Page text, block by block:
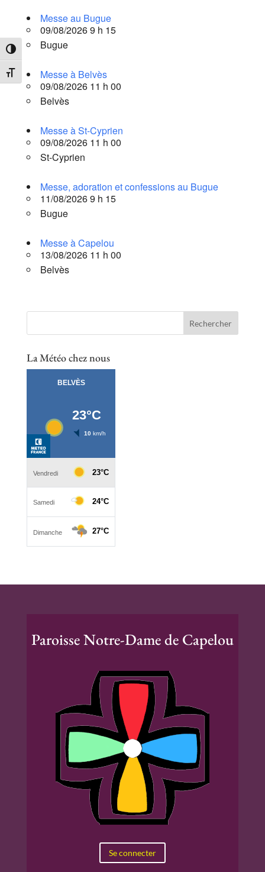
Passer en contraste élevé
Changer la taille de la police
Messe au Bugue
09/08/2026 9 h 15
Bugue
Messe à Belvès
09/08/2026 11 h 00
Belvès
Messe à St-Cyprien
09/08/2026 11 h 00
St-Cyprien
Messe, adoration et confessions au Bugue
11/08/2026 9 h 15
Bugue
Messe à Capelou
13/08/2026 11 h 00
Belvès
La Météo chez nous
Paroisse Notre-Dame de Capelou
Se connecter